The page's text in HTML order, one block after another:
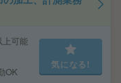
可能
OK
気になる!